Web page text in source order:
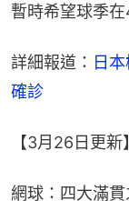
暫時希望球季
詳細報道： 日
確診
【3月26日更新】
網球：四大滿